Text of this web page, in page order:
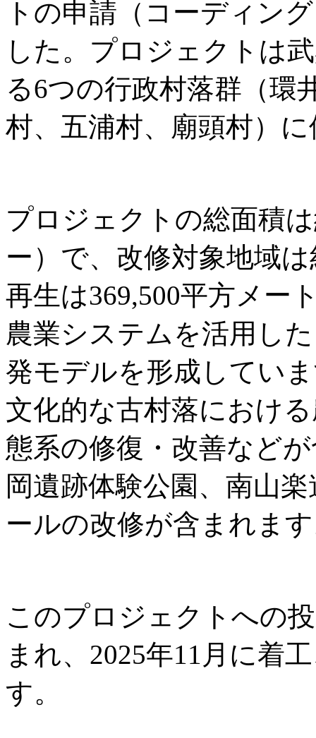
トの申請（コーディン
した。プロジェクトは
る6つの行政村落群（環
村、五浦村、廟頭村）
プロジェクトの総面積
ー）で、改修対象地域
再生は369,500平方メー
農業システムを活用し
発モデルを形成してい
文化的な古村落におけ
態系の修復・改善など
岡遺跡体験公園、南山
ールの改修が含まれま
このプロジェクトへの
まれ、2025年11月に着
す。